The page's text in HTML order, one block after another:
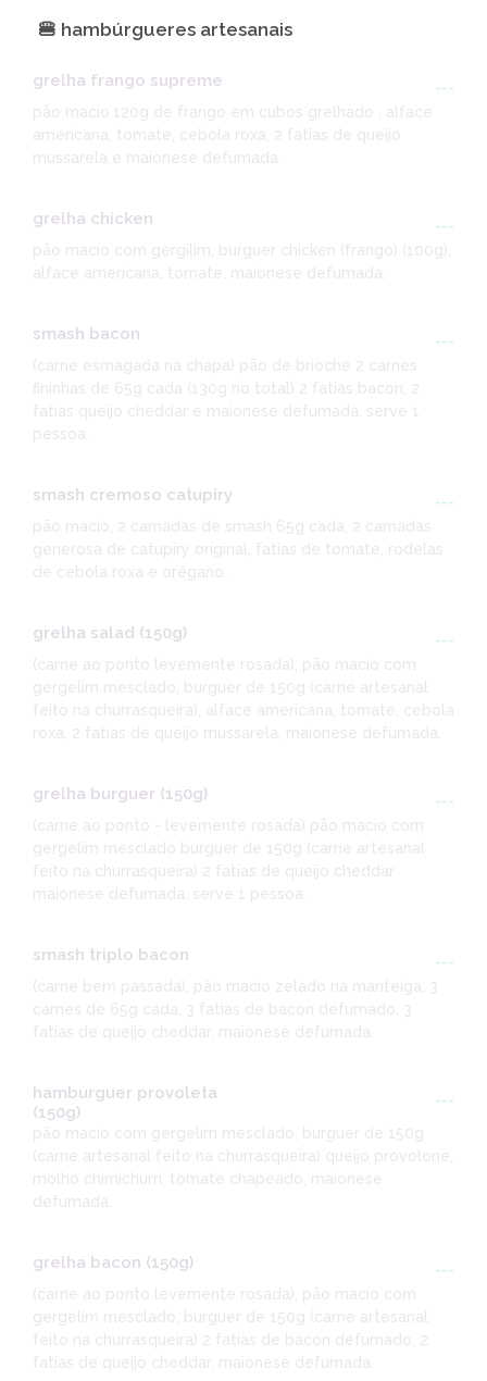
🍔 hambúrgueres artesanais
grelha frango supreme
---
pão macio,120g de frango em cubos grelhado , alface
americana, tomate, cebola roxa, 2 fatias de queijo
grelha chicken
---
pão macio com gergilim, burguer chicken (frango) (100g),
alface americana, tomate, maionese defumada.
smash bacon
---
(carne esmagada na chapa) pão de brioche 2 carnes
fininhas de 65g cada (130g no total) 2 fatias bacon, 2
fatias queijo cheddar e maionese defumada. serve 1
smash cremoso catupiry
---
pão macio, 2 camadas de smash 65g cada, 2 camadas
generosa de catupiry original, fatias de tomate, rodelas
de cebola roxa e orégano.
grelha salad (150g)
---
(carne ao ponto levemente rosada), pão macio com
gergelim mesclado, burguer de 150g (carne artesanal
feito na churrasqueira), alface americana, tomate, cebola
grelha burguer (150g)
---
(carne ao ponto - levemente rosada) pão macio com
gergelim mesclado burguer de 150g (carne artesanal
feito na churrasqueira) 2 fatias de queijo cheddar
smash triplo bacon
---
(carne bem passada), pão macio zelado na manteiga, 3
carnes de 65g cada, 3 fatias de bacon defumado, 3
fatias de queijo cheddar, maionese defumada.
hamburguer provoleta
(150g)
---
pão macio com gergelim mesclado, burguer de 150g
(carne artesanal feito na churrasqueira) queijo provolone,
molho chimichurri, tomate chapeado, maionese
grelha bacon (150g)
---
(carne ao ponto levemente rosada), pão macio com
gergelim mesclado, burguer de 150g (carne artesanal
feito na churrasqueira) 2 fatias de bacon defumado, 2
fatias de queijo cheddar, maionese defumada.